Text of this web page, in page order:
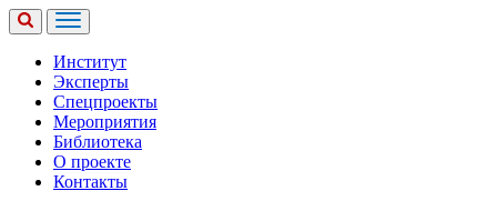
Институт
Эксперты
Спецпроекты
Мероприятия
Библиотека
О проекте
Контакты